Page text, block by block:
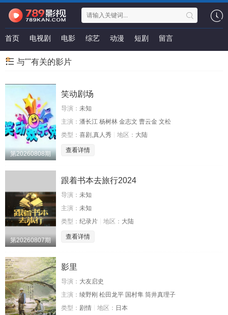
首页 电视剧 电影 综艺 动漫 短剧 留言
与""有关的影片
第20260808期
笑动剧场
导演： 未知
主演： 潘长江 杨树林 金志文 曹云金 文松
类型： 喜剧,真人秀 地区： 大陆
查看详情
第20260807期
跟着书本去旅行2024
导演： 未知
主演： 未知
类型： 纪录片 地区： 大陆
查看详情
影里
导演： 大友启史
主演： 绫野刚 松田龙平 国村隼 筒井真理子
类型： 剧情 地区： 日本